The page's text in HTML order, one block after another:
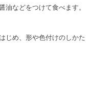
油などをつけて食べます。
じめ、形や色付けのしかた